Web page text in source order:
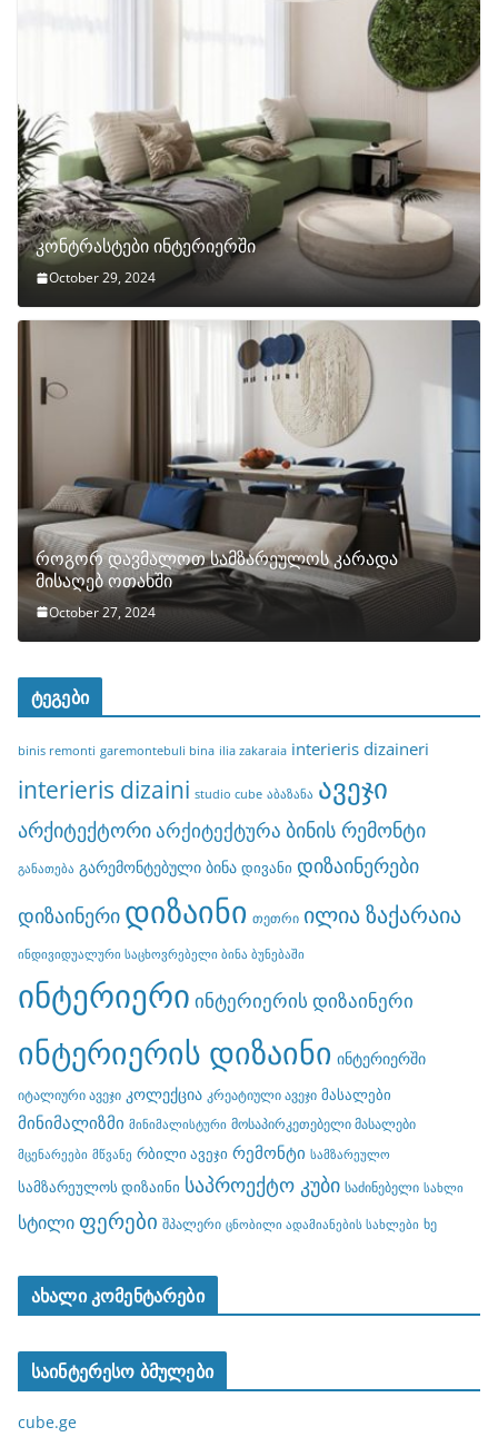
კონტრასტები ინტერიერში
October 29, 2024
როგორ დავმალოთ სამზარეულოს კარადა
მისაღებ ოთახში
October 27, 2024
ტეგები
binis remonti garemontebuli bina ilia zakaraia interieris dizaineri
interieris dizaini studio cube აბაზანა ავეჯი
არქიტექტორიარქიტექტურა ბინის რემონტი
განათება გარემონტებული ბინა დივანი დიზაინერები
დიზაინერი დიზაინი თეთრი ილია ზაქარაია
ინდივიდუალური საცხოვრებელი ბინა ბუნებაში
ინტერიერი ინტერიერის დიზაინერი
ინტერიერის დიზაინი ინტერიერში
იტალიური ავეჯი კოლექცია კრეატიული ავეჯი მასალები
მინიმალიზმი მინიმალისტური მოსაპირკეთებელი მასალები
მცენარეები მწვანე რბილი ავეჯი რემონტი სამზარეულო
სამზარეულოს დიზაინი საპროექტო კუბი საძინებელი სახლი
სტილი ფერები შპალერი ცნობილი ადამიანების სახლები ხე
ახალი კომენტარები
საინტერესო ბმულები
cube.ge